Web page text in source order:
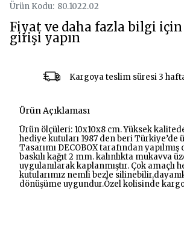
Ürün Kodu: 80.1022.02
Fiyat ve daha fazla bilgi
girişi yapın
Kargoya teslim süresi 3
Ürün Açıklaması
Ürün ölçüleri: 10x10x8 cm. Yüksek
hediye kutuları 1987 den beri
Tasarımı DECOBOX tarafından
baskılı kağıt 2 mm. kalınlıkta mukavva
uygulanılarak kaplanmıştır. Çok amaçlı
kutularımız nemli bezle
dönüşüme uygundur.Özel kolisinde